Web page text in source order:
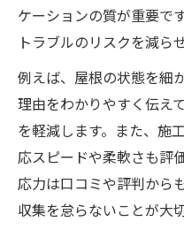
ケーションの質が重要で
トラブルのリスクを減ら
例えば、屋根の状態を細
理由をわかりやすく伝え
を軽減します。また、施
応スピードや柔軟さも評
応力は口コミや評判から
収集を怠らないことが大切